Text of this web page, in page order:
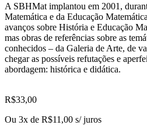
A SBHMat implantou em 2001,
Matemática e da Educação
avanços sobre História e Educação
mas obras de referências sobre as
conhecidos – da Galeria de Arte, de
chegar as possíveis refutações e
abordagem: histórica e didática.
R$33,00
Ou 3x de R$11,00 s/ juros